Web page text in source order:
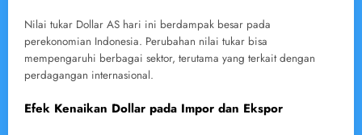
Nilai tukar Dollar AS hari ini berdampak besar pada
perekonomian Indonesia. Perubahan nilai tukar bisa
mempengaruhi berbagai sektor, terutama yang terkait dengan
perdagangan internasional.
Efek Kenaikan Dollar pada Impor dan Ekspor